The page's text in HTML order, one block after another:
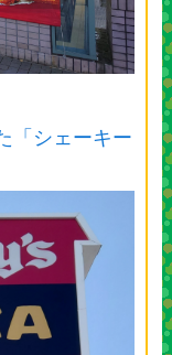
「シェーキー